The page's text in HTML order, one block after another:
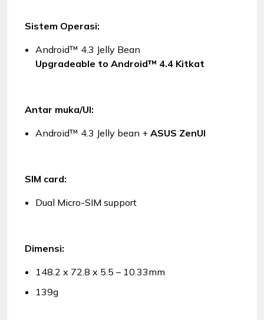
Sistem Operasi:
Android™ 4.3 Jelly Bean
Upgradeable to Android™ 4.4 Kitkat
Antar muka/UI:
Android™ 4.3 Jelly bean + ASUS ZenUI
SIM card:
Dual Micro-SIM support
Dimensi:
148.2 x 72.8 x 5.5 – 10.33mm
139g